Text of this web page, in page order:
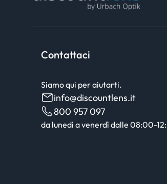
Contattaci
Siamo qui per aiutarti.
info@discountlens.it
800 957 097
da lunedì a venerdì dalle 08:00-